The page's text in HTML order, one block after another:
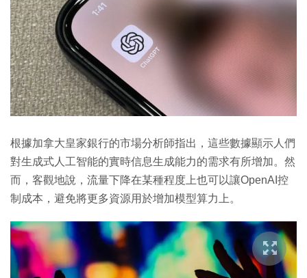
根據加拿大皇家銀行的市場分析師指出，這些數據顯示人們
對生成式人工智能的實時信息生成能力的需求有所增加。然
而，客觀地說，流量下降在某種程度上也可以讓OpenAI控
制成本，避免將更多資源用於增加模型算力上。